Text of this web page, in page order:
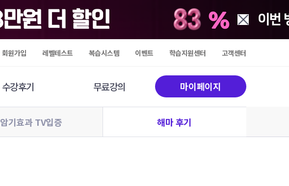
회원가입 레벨테스트 복습시스템 이벤트 학습지원센터 고객센터
수강후기 무료강의 마이페이지
암기효과 TV입증 해마 후기